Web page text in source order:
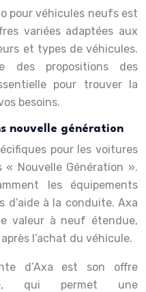
pour véhicules neufs est
variées adaptées aux
et types de véhicules.
des propositions des
pour trouver la
besoins.
nouvelle génération
pour les voitures
Nouvelle Génération ».
les équipements
d’aide à la conduite. Axa
valeur à neuf étendue,
l’achat du véhicule.
d’Axa est son offre
qui permet une